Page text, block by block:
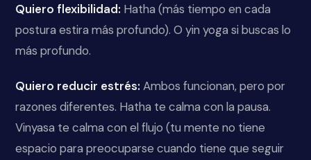
Quiero flexibilidad: Hatha (más tiempo en cada
postura estira más profundo). O yin yoga si buscas lo
más profundo.
Quiero reducir estrés: Ambos funcionan, pero por
razones diferentes. Hatha te calma con la pausa.
Vinyasa te calma con el flujo (tu mente no tiene
espacio para preocuparse cuando tiene que seguir